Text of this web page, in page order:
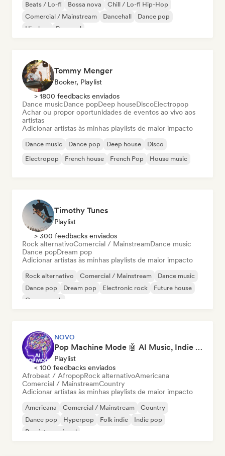
Beats / Lo-fi Bossa nova
Chill / Lo-fi Hip-Hop
Comercial / Mainstream
Dancehall
Dance pop
Hip-hop
Pop soul
Tommy Menger
Booker, Playlist
> 1800 feedbacks enviados
Dance musicDance popDeep houseDiscoElectropop
Achar ou propor oportunidades de eventos ao vivo aos
artistas
Adicionar artistas às minhas playlists de maior impacto
Dance music Dance pop Deep house
Disco
Electropop
French house French Pop House music
Timothy Tunes
Playlist
> 300 feedbacks enviados
Rock alternativoComercial / MainstreamDance music
Dance popDream pop
Adicionar artistas às minhas playlists de maior impacto
Rock alternativo Comercial / Mainstream
Dance music
Dance pop
Dream pop Electronic rock
Future house
Garage rock
NOVO
Pop Machine Mode 🤖 AI Music, Indie Pop & Dream Pop
Playlist
< 100 feedbacks enviados
Afrobeat / AfropopRock alternativoAmericana
Comercial / MainstreamCountry
Adicionar artistas às minhas playlists de maior impacto
Americana Comercial / Mainstream
Country
Dance pop
Hyperpop Folk indie
Indie pop
Pop internacional